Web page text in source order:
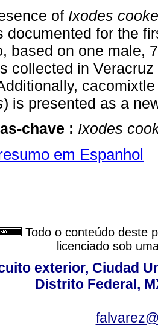
of Ixodes
documented for the
based on one male,
collected in
cacomixtle
) is presented as a
chave : Ixodes
em Espanhol
Todo o conteúdo deste
licenciado sob
exterior, Ciudad
Distrito Federal,